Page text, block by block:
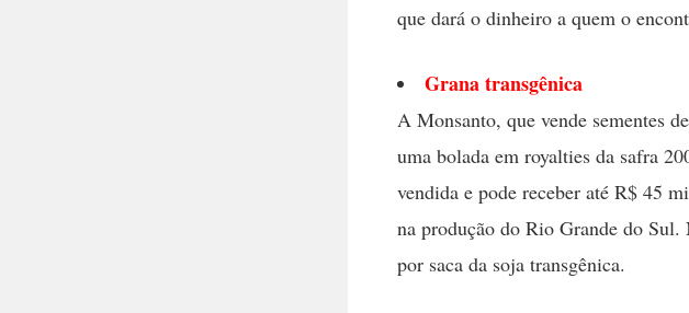
que dará o dinheiro a quem o
Grana transgênica
A Monsanto, que vende sementes
uma bolada em royalties da safra
vendida e pode receber até R$ 45
na produção do Rio Grande do
por saca da soja transgênica.